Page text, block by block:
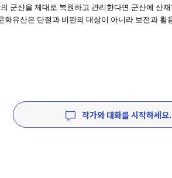
의 군산을 제대로 복원하고 관리한다면 군산에 산
화유산은 단절과 비판의 대상이 아니라 보전과 활
작가와 대화를 시작하세요.